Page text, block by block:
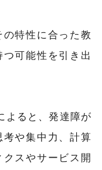
特性に合った教
可能性を引き出
ると、発達障が
や集中力、計算
スやサービス開